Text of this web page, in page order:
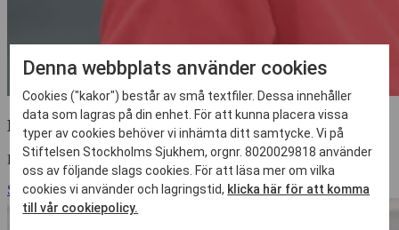
Linda Björkhem-Bergman
Professor/Överläkare
Skicka mejl
Denna webbplats använder cookies
Cookies ("kakor") består av små textfiler. Dessa innehåller
data som lagras på din enhet. För att kunna placera vissa
typer av cookies behöver vi inhämta ditt samtycke. Vi på
Stiftelsen Stockholms Sjukhem, orgnr. 8020029818 använder
oss av följande slags cookies. För att läsa mer om vilka
cookies vi använder och lagringstid, klicka här för att komma
till vår cookiepolicy.